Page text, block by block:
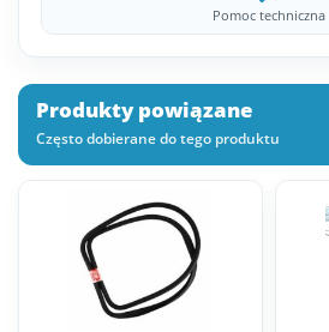
Pomoc techniczna
Produkty powiązane
Często dobierane do tego produktu